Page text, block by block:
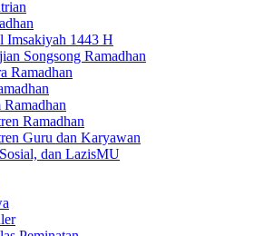
Imsakiyah 1443 H
Songsong Ramadhan
Ramadhan
Ramadhan
Ramadhan
Guru dan Karyawan
dan LazisMU